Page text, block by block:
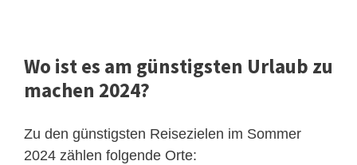
Wo ist es am günstigsten Urlaub zu
machen 2024?
Zu den günstigsten Reisezielen im Sommer
2024 zählen folgende Orte: